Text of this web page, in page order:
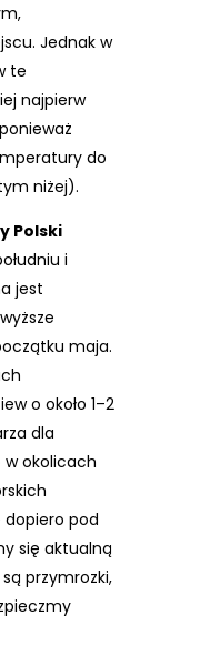
Jednak w
te
najpierw
do
niżej).
Polski
i
jest
maja.
o około 1–2
dla
w okolicach
pod
się aktualną
przymrozki,